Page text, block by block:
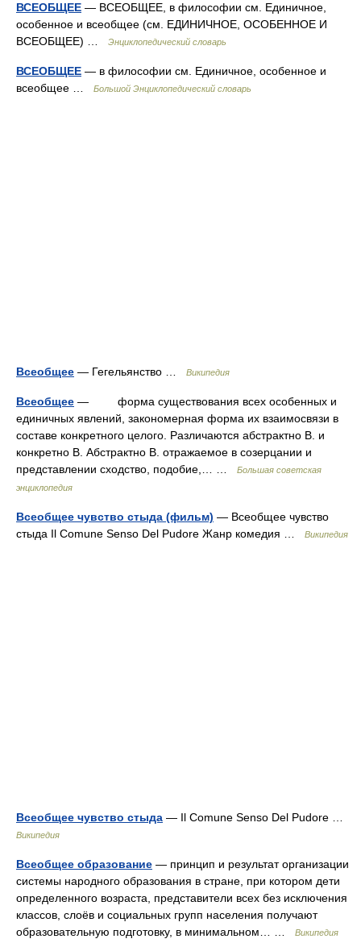
ВСЕОБЩЕЕ — ВСЕОБЩЕЕ, в философии см. Единичное,
особенное и всеобщее (см. ЕДИНИЧНОЕ, ОСОБЕННОЕ И
ВСЕОБЩЕЕ) …
Энциклопедический словарь
ВСЕОБЩЕЕ — в философии см. Единичное, особенное и
всеобщее …
Большой Энциклопедический словарь
Всеобщее — Гегельянство … Википедия
Всеобщее — форма существования всех особенных и
единичных явлений, закономерная форма их взаимосвязи в
составе конкретного целого. Различаются абстрактно В. и
конкретно В. Абстрактно В. отражаемое в созерцании и
представлении сходство, подобие,… …
Большая советская
энциклопедия
Всеобщее чувство стыда (фильм) — Всеобщее чувство
стыда Il Comune Senso Del Pudore Жанр комедия …
Википедия
Всеобщее чувство стыда — Il Comune Senso Del Pudore …
Википедия
Всеобщее образование — принцип и результат организации
системы народного образования в стране, при котором дети
определенного возраста, представители всех без исключения
классов, слоёв и социальных групп населения получают
образовательную подготовку, в минимальном… …
Википедия